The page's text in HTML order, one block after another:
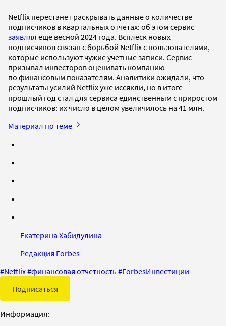
Netflix перестанет раскрывать данные о количестве
подписчиков в квартальных отчетах: об этом сервис
заявлял еще весной 2024 года. Всплеск новых
подписчиков связан с борьбой Netflix с пользователями,
которые используют чужие учетные записи. Сервис
призывал инвесторов оценивать компанию
по финансовым показателям. Аналитики ожидали, что
результаты усилий Netflix уже иссякли, но в итоге
прошлый год стал для сервиса единственным с приростом
подписчиков: их число в целом увеличилось на 41 млн.
Материал по теме
Екатерина Хабидулина
Редакция Forbes
#Netflix#финансовая отчетность#ForbesИнвестиции
Подписаться
Информация: